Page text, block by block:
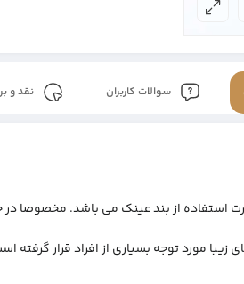
سوالات کاربران نقد و
استفاده از بند عینک می باشد.